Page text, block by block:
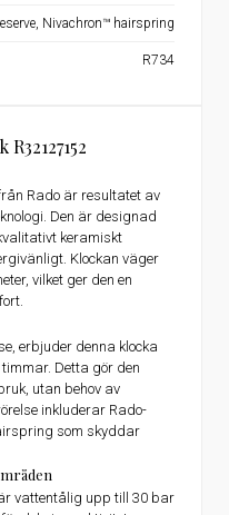
Rado är resultatet av
Den är designad
keramiskt
Klockan väger
vilket ger den en
erbjuder denna klocka
Detta gör den
utan behov av
inkluderar Rado-
som skyddar
vattentålig upp till 30 bar
Nivachron™ hairspring
R734